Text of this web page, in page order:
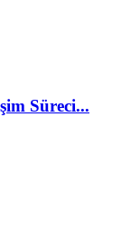
Süreci...